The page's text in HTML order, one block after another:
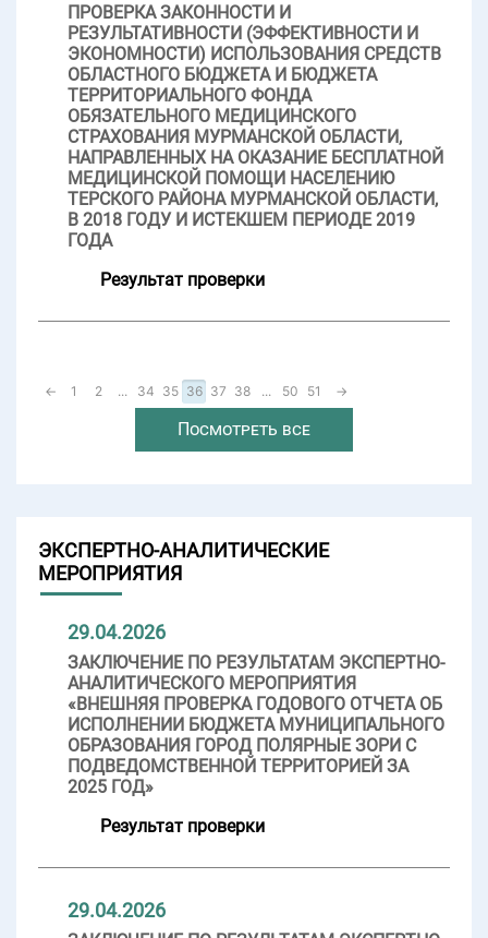
ПРОВЕРКА ЗАКОННОСТИ И
РЕЗУЛЬТАТИВНОСТИ (ЭФФЕКТИВНОСТИ И
ЭКОНОМНОСТИ) ИСПОЛЬЗОВАНИЯ СРЕДСТВ
ОБЛАСТНОГО БЮДЖЕТА И БЮДЖЕТА
ТЕРРИТОРИАЛЬНОГО ФОНДА
ОБЯЗАТЕЛЬНОГО МЕДИЦИНСКОГО
СТРАХОВАНИЯ МУРМАНСКОЙ ОБЛАСТИ,
НАПРАВЛЕННЫХ НА ОКАЗАНИЕ БЕСПЛАТНОЙ
МЕДИЦИНСКОЙ ПОМОЩИ НАСЕЛЕНИЮ
ТЕРСКОГО РАЙОНА МУРМАНСКОЙ ОБЛАСТИ,
В 2018 ГОДУ И ИСТЕКШЕМ ПЕРИОДЕ 2019
ГОДА
Результат проверки
← 1 2 ... 34 35 36 37 38 ... 50 51 →
Посмотреть все
ЭКСПЕРТНО-АНАЛИТИЧЕСКИЕ
МЕРОПРИЯТИЯ
29.04.2026
ЗАКЛЮЧЕНИЕ ПО РЕЗУЛЬТАТАМ ЭКСПЕРТНО-
АНАЛИТИЧЕСКОГО МЕРОПРИЯТИЯ
«ВНЕШНЯЯ ПРОВЕРКА ГОДОВОГО ОТЧЕТА ОБ
ИСПОЛНЕНИИ БЮДЖЕТА МУНИЦИПАЛЬНОГО
ОБРАЗОВАНИЯ ГОРОД ПОЛЯРНЫЕ ЗОРИ С
ПОДВЕДОМСТВЕННОЙ ТЕРРИТОРИЕЙ ЗА
2025 ГОД»
Результат проверки
29.04.2026